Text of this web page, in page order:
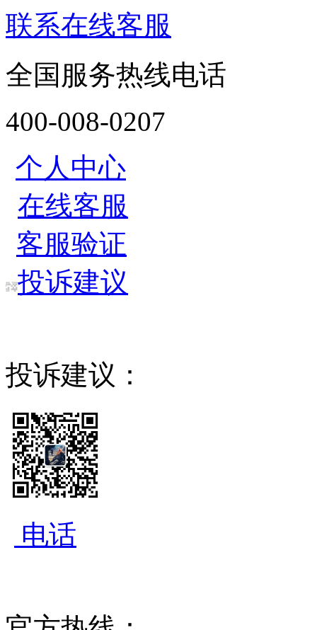
联系在线客服
全国服务热线电话
400-008-0207
个人中心
在线客服
客服验证
投诉建议
投诉建议：
电话